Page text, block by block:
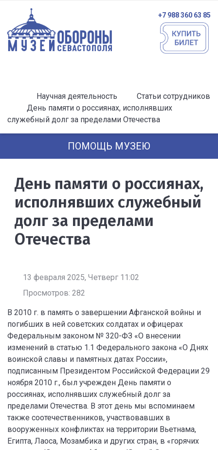
+7 988 360 63 85
Научная деятельность
Статьи сотрудников
День памяти о россиянах, исполнявших
служебный долг за пределами Отечества
ПОМОЩЬ МУЗЕЮ
День памяти о россиянах,
исполнявших служебный
долг за пределами
Отечества
13 февраля 2025, Четверг 11:02
Просмотров: 282
В 2010 г. в память о завершении Афганской войны и
погибших в ней советских солдатах и офицерах
Федеральным законом № 320-ФЗ «О внесении
изменений в статью 1.1 Федерального закона «О Днях
воинской славы и памятных датах России»,
подписанным Президентом Российской Федерации 29
ноября 2010 г., был учрежден День памяти о
россиянах, исполнявших служебный долг за
пределами Отечества. В этот день мы вспоминаем
также соотечественников, участвовавших в
вооруженных конфликтах на территории Вьетнама,
Египта, Лаоса, Мозамбика и других стран, в «горячих